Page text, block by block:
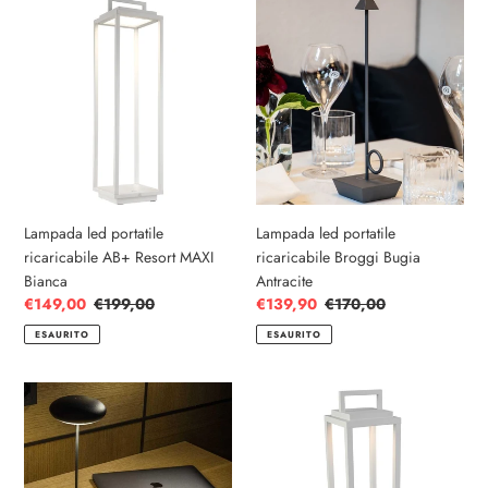
Lampada led portatile
ricaricabile AB+ Resort MAXI
Bianca
Prezzo
scontato
€149,00 Prezzo
di
listino
€199,00
ESAURITO
portatile
ricaricabile
Broggi
Bugia
Antracite
Lampada led portatile
ricaricabile Broggi Bugia
Antracite
Prezzo
scontato
€139,90 Prezzo
di
listino
€170,00
ESAURITO
Lampada
led
portatile
ricaricabile
ricaricabile